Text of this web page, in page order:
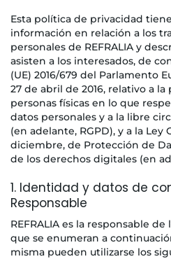
Esta política de privacidad
información en relación a los
personales de REFRALIA y
asisten a los interesados, de
(UE) 2016/679 del Parlamento
27 de abril de 2016, relativo a
personas físicas en lo que
datos personales y a la libre
(en adelante, RGPD), y a la Ley
diciembre, de Protección de
de los derechos digitales (en
1. Identidad y datos de
Responsable
REFRALIA es la responsable
que se enumeran a
misma pueden utilizarse los